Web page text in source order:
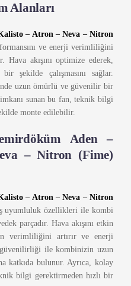
Alanları
– Atron – Neva – Nitron
ve enerji verimliliğini
akışını optimize ederek,
şekilde çalışmasını sağlar.
uzun ömürlü ve güvenilir bir
sunan bu fan, teknik bilgi
monte edilebilir.
Aden –
– Nitron (Fime)
– Atron – Neva – Nitron
uyumluluk özellikleri ile kombi
parçadır. Hava akışını etkin
verimliliğini artırır ve enerji
güvenilirliği ile kombinizin uzun
katkıda bulunur. Ayrıca, kolay
bilgi gerektirmeden hızlı bir